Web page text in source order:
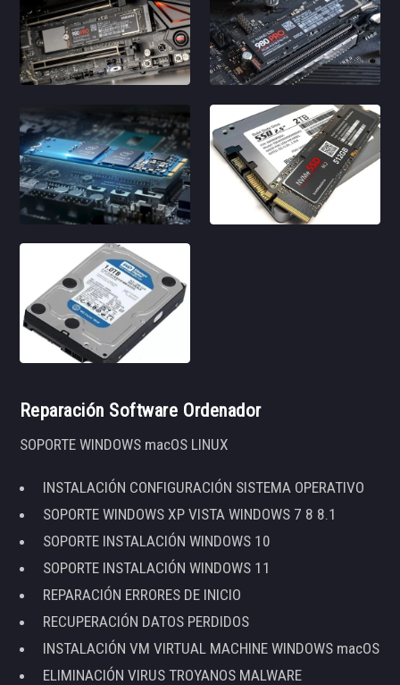
Reparación Software Ordenador
SOPORTE WINDOWS macOS LINUX
INSTALACIÓN CONFIGURACIÓN SISTEMA OPERATIVO
SOPORTE WINDOWS XP VISTA WINDOWS 7 8 8.1
SOPORTE INSTALACIÓN WINDOWS 10
SOPORTE INSTALACIÓN WINDOWS 11
REPARACIÓN ERRORES DE INICIO
RECUPERACIÓN DATOS PERDIDOS
INSTALACIÓN VM VIRTUAL MACHINE WINDOWS macOS
ELIMINACIÓN VIRUS TROYANOS MALWARE